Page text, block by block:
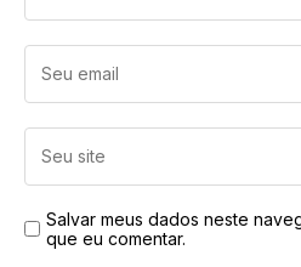
Salvar meus dados neste
que eu comentar.